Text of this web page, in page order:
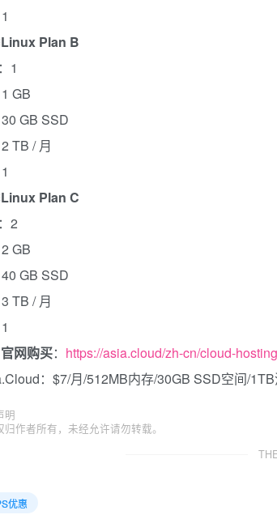
Linux Plan B
1
GB
GB SSD
TB / 月
Linux Plan C
2
GB
GB SSD
TB / 月
官网购买： https://asia.cloud/zh-cn/cloud-
明
归作者所有，未经允许请勿转载。
优惠